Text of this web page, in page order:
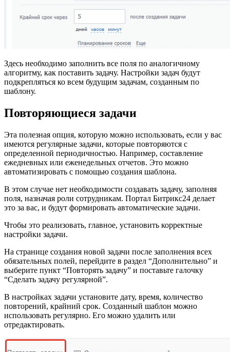
Здесь необходимо заполнить все поля по аналогичному
алгоритму, как поставить задачу. Настройки задач будут
подкрепляться ко всем будущим задачам, созданным по
шаблону.
Повторяющиеся задачи
Эта полезная опция, которую можно использовать, если у вас
имеются регулярные задачи, которые повторяются с
определенной периодичностью. Например, составление
ежедневных или еженедельных отчетов. Это можно
автоматизировать с помощью создания шаблона.
В этом случае нет необходимости создавать задачу, заполняя
поля, назначая роли сотрудникам. Портал Битрикс24 делает
это за вас, и будут формировать автоматические задачи.
Чтобы это реализовать, главное, установить корректные
настройки задачи.
На странице создания новой задачи после заполнения всех
обязательных полей, перейдите в раздел “Дополнительно” и
выберите пункт “Повторять задачу” и поставьте галочку
“Сделать задачу регулярной”.
В настройках задачи установите дату, время, количество
повторений, крайний срок. Созданный шаблон можно
использовать регулярно. Его можно удалить или
отредактировать.